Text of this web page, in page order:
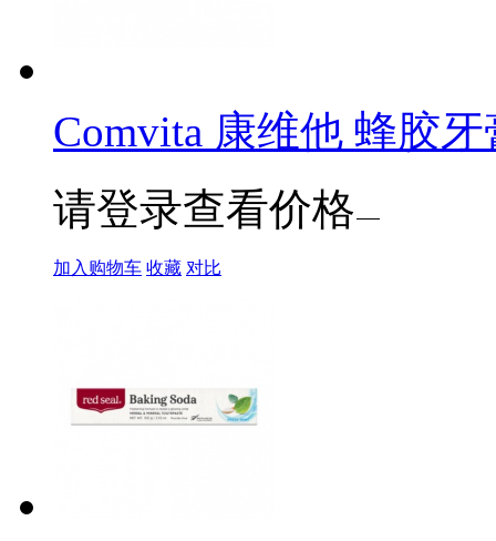
Comvita 康维他 蜂胶
请登录查看价格
加入购物车 收藏 对比